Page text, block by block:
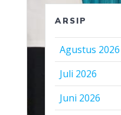
ARSIP
Agustus 2026
Juli 2026
Juni 2026